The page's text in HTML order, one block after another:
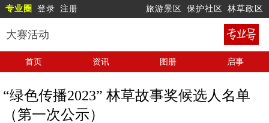
专业圈 登录 注册 旅游景区 保护社区 林草政区
大赛活动
首页 资讯 图册 启事
“绿色传播2023” 林草故事奖候选人名单
（第一次公示）